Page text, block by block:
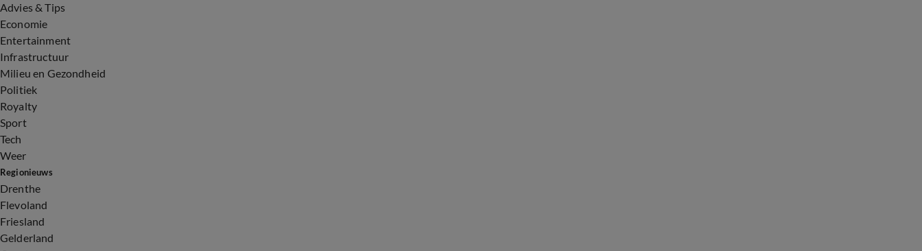
Advies & Tips
Economie
Entertainment
Infrastructuur
Milieu en Gezondheid
Politiek
Royalty
Sport
Tech
Weer
Regionieuws
Drenthe
Flevoland
Friesland
Gelderland